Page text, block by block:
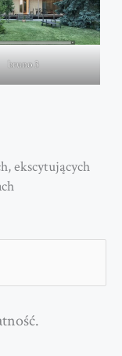
bruno 3
ekscytujących